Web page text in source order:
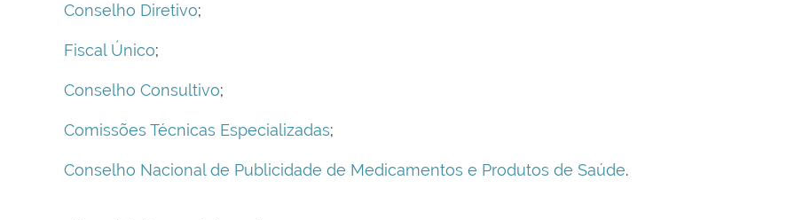
Conselho Diretivo;
Fiscal Único;
Conselho Consultivo;
Comissões Técnicas Especializadas;
Conselho Nacional de Publicidade de Medicamentos e Produtos de Saúde.